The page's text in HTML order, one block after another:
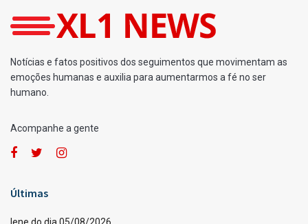
Notícias e fatos positivos dos seguimentos que movimentam as
emoções humanas e auxilia para aumentarmos a fé no ser
humano.
Acompanhe a gente
Últimas
Iene do dia 05/08/2026